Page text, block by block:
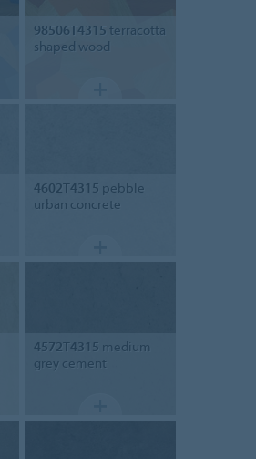
98506T4315 terracotta
shaped wood
4602T4315 pebble
urban concrete
4572T4315 medium
grey cement